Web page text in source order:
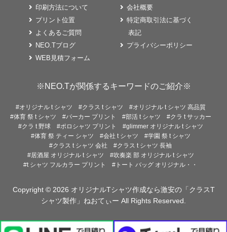
印刷方法について
プリント位置
よくあるご質問
NEO.Tブログ
WEB見積フォーム
会社概要
特定商取引法に基づく
表記
プライバシーポリシー
※NEO.Tが関係するキーワードのご紹介※
#オリジナル t シャツ #クラス t シャツ
#オリジナル t シャツ 高品質
#体育 祭 t シャツ
#パーカー プリント #部活 t シャツ
#クラ t サッカー
#クラ t 野球
#ポロシャツ プリント
#glimmer オリジナル t シャツ
#体育 祭 ティー シャツ
#会社 t シャツ
#学園 祭 t シャツ
#クラス t シャツ 会社
#クラス t シャツ 長袖
#居酒屋 オリジナル t シャツ
#吹奏楽 部 オリジナル t シャツ
#t シャツ フルカラー プリント
#トート バッグ オリジナル・・
Copyright © 2026 オリジナルTシャツ作成なら激安の「クラスT
シャツ製作」ねおてぃー All Rights Reserved.